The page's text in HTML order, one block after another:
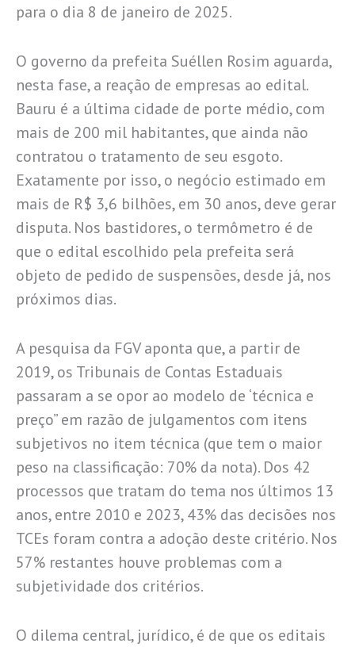
para o dia 8 de janeiro de 2025.
O governo da prefeita Suéllen Rosim aguarda,
nesta fase, a reação de empresas ao edital.
Bauru é a última cidade de porte médio, com
mais de 200 mil habitantes, que ainda não
contratou o tratamento de seu esgoto.
Exatamente por isso, o negócio estimado em
mais de R$ 3,6 bilhões, em 30 anos, deve gerar
disputa. Nos bastidores, o termômetro é de
que o edital escolhido pela prefeita será
objeto de pedido de suspensões, desde já, nos
próximos dias.
A pesquisa da FGV aponta que, a partir de
2019, os Tribunais de Contas Estaduais
passaram a se opor ao modelo de ‘técnica e
preço” em razão de julgamentos com itens
subjetivos no item técnica (que tem o maior
peso na classificação: 70% da nota). Dos 42
processos que tratam do tema nos últimos 13
anos, entre 2010 e 2023, 43% das decisões nos
TCEs foram contra a adoção deste critério. Nos
57% restantes houve problemas com a
subjetividade dos critérios.
O dilema central, jurídico, é de que os editais